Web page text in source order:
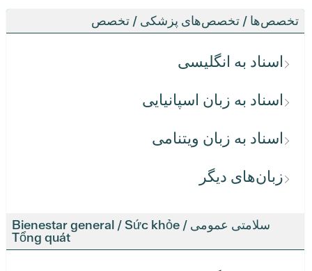
تخصص‌ها / تخصص‌های پزشکی / تخصص
اسناد به انگلیسی
اسناد به زبان اسپانیایی
اسناد به زبان ویتنامی
زبان‌های دیگر
سلامتی عمومی / Bienestar general / Sức khỏe
Tổng quát